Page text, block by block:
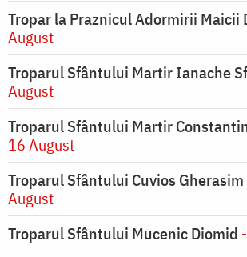
Tropar la Praznicul Adormirii Maicii
August
Troparul Sfântului Martir Ianache
August
Troparul Sfântului Martir
16 August
Troparul Sfântului Cuvios
August
Troparul Sfântului Mucenic Diomid